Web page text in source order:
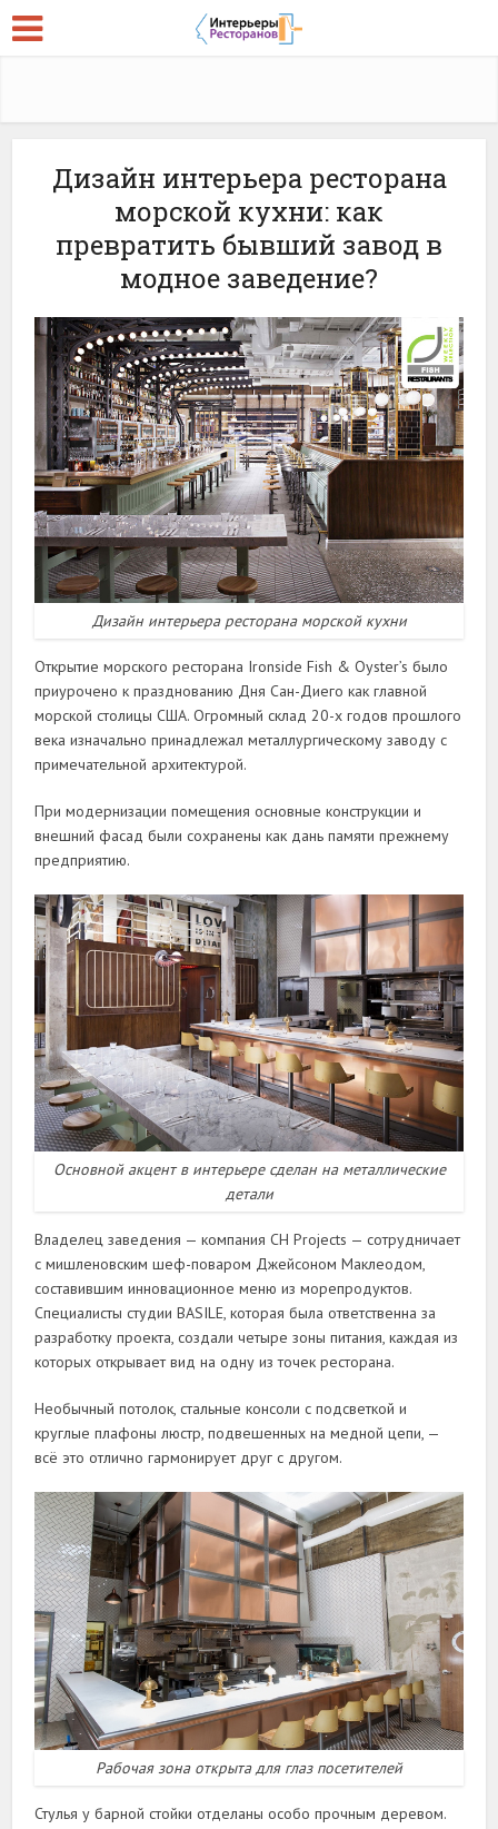
Дизайн интерьера ресторана
морской кухни: как
превратить бывший завод в
модное заведение?
Дизайн интерьера ресторана морской кухни
Открытие морского ресторана Ironside Fish & Oyster’s было
приурочено к празднованию Дня Сан-Диего как главной
морской столицы США. Огромный склад 20-х годов прошлого
века изначально принадлежал металлургическому заводу с
примечательной архитектурой.
При модернизации помещения основные конструкции и
внешний фасад были сохранены как дань памяти прежнему
предприятию.
Основной акцент в интерьере сделан на металлические
детали
Владелец заведения — компания CH Projects — сотрудничает
с мишленовским шеф-поваром Джейсоном Маклеодом,
составившим инновационное меню из морепродуктов.
Специалисты студии BASILE, которая была ответственна за
разработку проекта, создали четыре зоны питания, каждая из
которых открывает вид на одну из точек ресторана.
Необычный потолок, стальные консоли с подсветкой и
круглые плафоны люстр, подвешенных на медной цепи, —
всё это отлично гармонирует друг с другом.
Рабочая зона открыта для глаз посетителей
Стулья у барной стойки отделаны особо прочным деревом.